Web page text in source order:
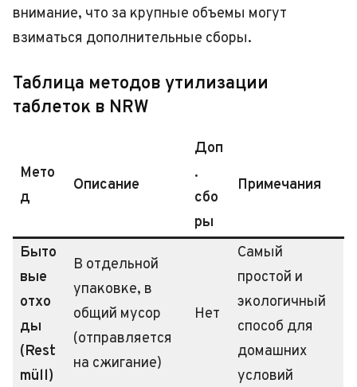
внимание, что за крупные объемы могут
взиматься дополнительные сборы.
Таблица методов утилизации
таблеток в NRW
Мето
д
Описание
Доп
.
сбо
ры
Примечания
Быто
вые
отхо
ды
(Rest
müll)
В отдельной
упаковке, в
общий мусор
(отправляется
на сжигание)
Нет
Самый
простой и
экологичный
способ для
домашних
условий